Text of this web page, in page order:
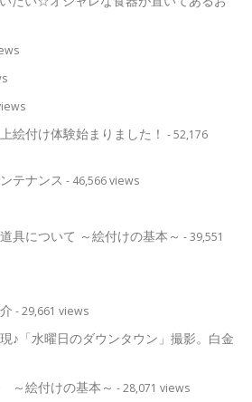
絵付け体験始まりました！ - 52,176
テナンス - 46,566 views
具について ～絵付けの基本～ - 39,551
- 29,661 views
♪「水曜日のダウンタウン」撮影。白金
～絵付けの基本～ - 28,071 views